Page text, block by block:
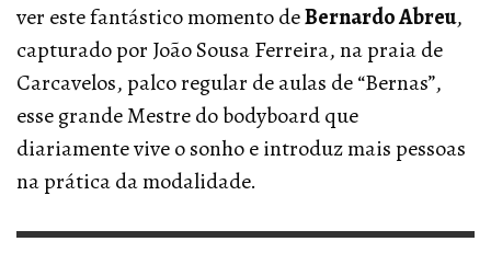
ver este fantástico momento deBernardo Abreu,
capturado por João Sousa Ferreira, na praia de
Carcavelos, palco regular de aulas de “Bernas”,
esse grande Mestre do bodyboard que
diariamente vive o sonho e introduz mais pessoas
na prática da modalidade.